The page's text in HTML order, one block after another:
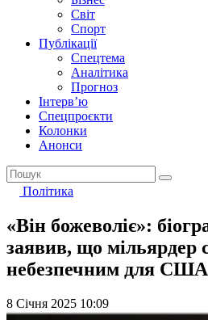
Світ
Спорт
Публікації
Спецтема
Аналітика
Прогноз
Інтерв’ю
Спецпроєкти
Колонки
Анонси
Політика
«Він божеволіє»:
заявив, що мільярдер
небезпечним для США
8 Січня 2025 10:09